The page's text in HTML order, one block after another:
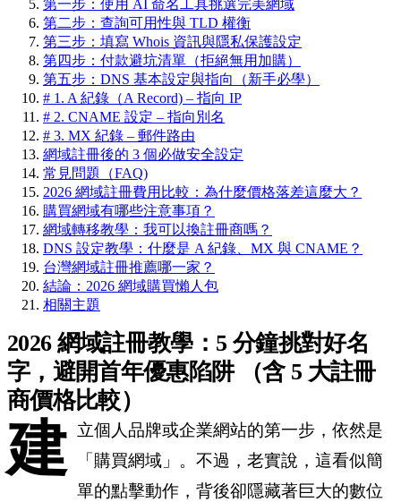
第一步：使用 AI 命名工具挑選完美網域
第二步：查詢可用性與 TLD 權衡
第三步：填寫 Whois 資訊與隱私保護設定
第四步：付款避坑清單（拒絕無用加購）
第五步：DNS 基本設定與指向（新手必學）
# 1. A 紀錄（A Record) – 指向 IP
# 2. CNAME 設定 – 指向別名
# 3. MX 紀錄 – 郵件路由
網域註冊後的 3 個必做安全設定
常見問題（FAQ)
2026 網域註冊費用比較：為什麼價格落差這麼大？
購買網域有哪些注意事項？
網域轉移教學：我可以換註冊商嗎？
DNS 設定教學：什麼是 A 紀錄、MX 與 CNAME？
台灣網域註冊推薦哪一家？
結論：2026 網域購買懶人包
相關主題
2026 網域註冊教學：5 分鐘挑對好名
字，避開首年優惠陷阱 （含 5 大註冊
商價格比較）
建 立個人品牌或企業網站的第一步，依然是
「購買網域」。不過，老實說，這看似簡
單的點擊動作，背後卻隱藏著巨大的數位